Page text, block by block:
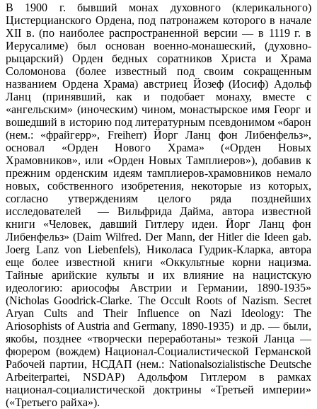
В 1900 г. бывший монах духовного (клерикального)
Цистерцианского Ордена, под патронажем которого в начале
XII в. (по наиболее распространенной версии — в 1119 г. в
Иерусалиме) был основан военно-монашеский, (духовно-
рыцарский) Орден бедных соратников Христа и Храма
Соломонова (более известный под своим сокращенным
названием Ордена Храма) австриец Йозеф (Иосиф) Адольф
Ланц (принявший, как и подобает монаху, вместе с
«ангельским» (иноческим) чином, монастырское имя Георг и
вошедший в историю под литературным псевдонимом «барон
(нем.: «фрайгерр», Freiherr) Йорг Ланц фон Либенфельз»,
основал «Орден Нового Храма» («Орден Новых
Храмовников», или «Орден Новых Тамплиеров»), добавив к
прежним орденским идеям тамплиеров-храмовников немало
новых, собственного изобретения, некоторые из которых,
согласно утверждениям целого ряда позднейших
исследователей — Вильфрида Дайма, автора известной
книги «Человек, давший Гитлеру идеи. Йорг Ланц фон
Либенфельз» (Daim Wilfred. Der Mann, der Hitler die Ideen gab.
Joerg Lanz von Liebenfels), Николаса Гудрик-Кларка, автора
еще более известной книги «Оккультные корни нацизма.
Тайные арийские культы и их влияние на нацистскую
идеологию: ариософы Австрии и Германии, 1890-1935»
(Nicholas Goodrick-Clarke. The Occult Roots of Nazism. Secret
Aryan Cults and Their Influence on Nazi Ideology: The
Ariosophists of Austria and Germany, 1890-1935) и др. — были,
якобы, позднее «творчески переработаны» тезкой Ланца —
фюрером (вождем) Национал-Социалистической Германской
Рабочей партии, НСДАП (нем.: Nationalsozialistische Deutsche
Arbeiterpartei, NSDAP) Адольфом Гитлером в рамках
национал-социалистической доктрины «Третьей империи»
(«Третьего райха»).